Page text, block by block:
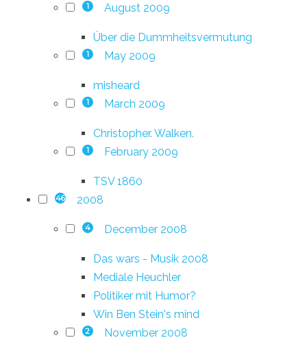
1 August 2009
Über die Dummheitsvermutung
1 May 2009
misheard
1 March 2009
Christopher. Walken.
1 February 2009
TSV 1860
46 2008
4 December 2008
Das wars - Musik 2008
Mediale Heuchler
Politiker mit Humor?
Win Ben Stein's mind
2 November 2008